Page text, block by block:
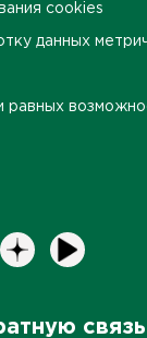
cookies
данных
равных
связь